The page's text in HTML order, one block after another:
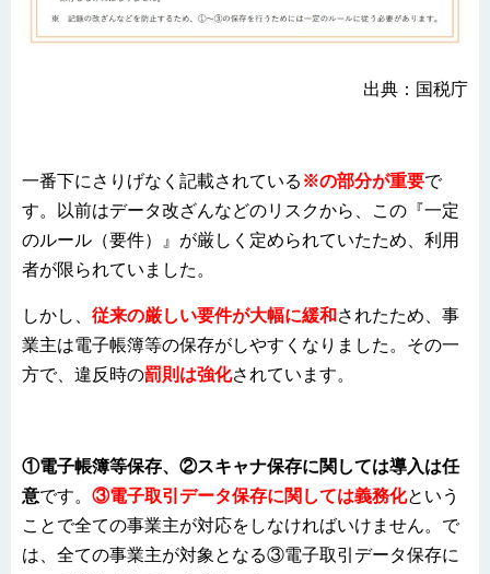
出典：国税庁
一番下にさりげなく記載されている ※の部分が重要で
す。以前はデータ改ざんなどのリスクから、この『一定
のルール（要件）』が厳しく定められていたため、利用
者が限られていました。
しかし、 従来の厳しい要件が大幅に緩和 されたため、事
業主は電子帳簿等の保存がしやすくなりました。その一
方で、違反時の罰則は強化されています。
①電子帳簿等保存、②スキャナ保存に関しては導入は任
意です。 ③電子取引データ保存に関しては義務化という
ことで全ての事業主が対応をしなければいけません。で
は、全ての事業主が対象となる③電子取引データ保存に